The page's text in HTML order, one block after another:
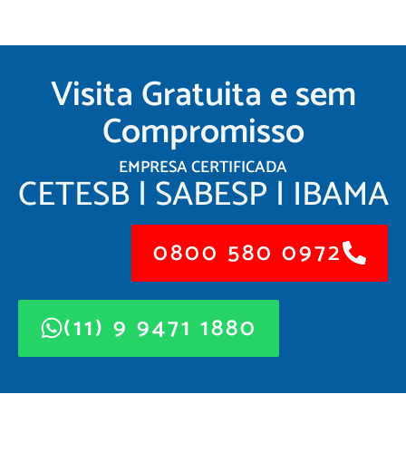
Visita Gratuita e sem
Compromisso
EMPRESA CERTIFICADA
CETESB | SABESP | IBAMA
0800 580 0972
(11) 9 9471 1880